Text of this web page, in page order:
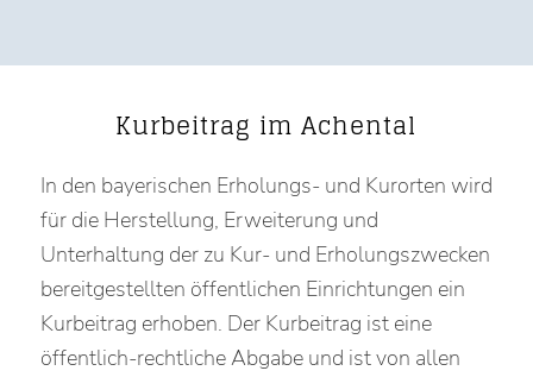
Kurbeitrag im Achental
In den bayerischen Erholungs- und Kurorten wird
für die Herstellung, Erweiterung und
Unterhaltung der zu Kur- und Erholungszwecken
bereitgestellten öffentlichen Einrichtungen ein
Kurbeitrag erhoben. Der Kurbeitrag ist eine
öffentlich-rechtliche Abgabe und ist von allen